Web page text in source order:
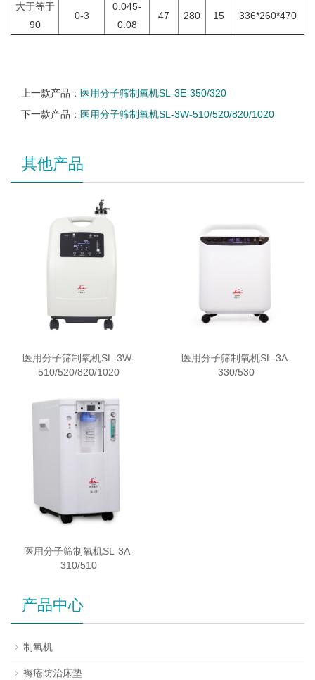
大于等于
90
0-3
0.045-
0.08
47 280 15 336*260*470
上一款产品： 医用分子筛制氧机SL-3E-350/320
下一款产品： 医用分子筛制氧机SL-3W-510/520/820/1020
其他产品
医用分子筛制氧机SL-3W-
510/520/820/1020
医用分子筛制氧机SL-3A-
330/530
医用分子筛制氧机SL-3A-
310/510
产品中心
制氧机
褥疮防治床垫